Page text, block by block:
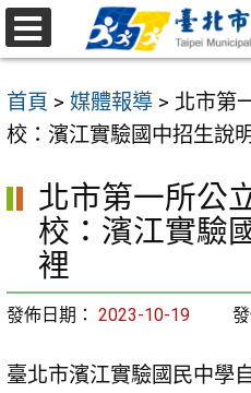
跳
至
要
內
區
首頁 > 媒體報導 > 北市第
校：濱江實驗國中招生說
北市第一所公
校：濱江實驗
裡
發佈日期： 2023-10-19
臺北市濱江實驗國民中學
選
單